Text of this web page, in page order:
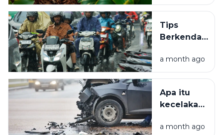
untuk
Mulai dari
Pembibitan
Panen
Tips
Berkendara
Hujan.
a month ago
Apa itu
kecelakaan
Penyebab
a month ago